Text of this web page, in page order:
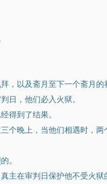
，以及斋月至下一个斋月
日，他们必入火狱。
得到了结果。
个晚上，当他们相遇时，
。
主在审判日保护他不受火狱